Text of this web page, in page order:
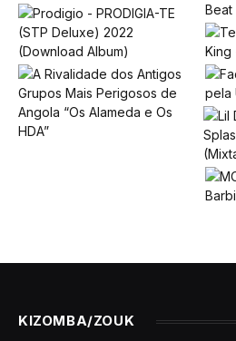
KIZOMBA/ZOUK